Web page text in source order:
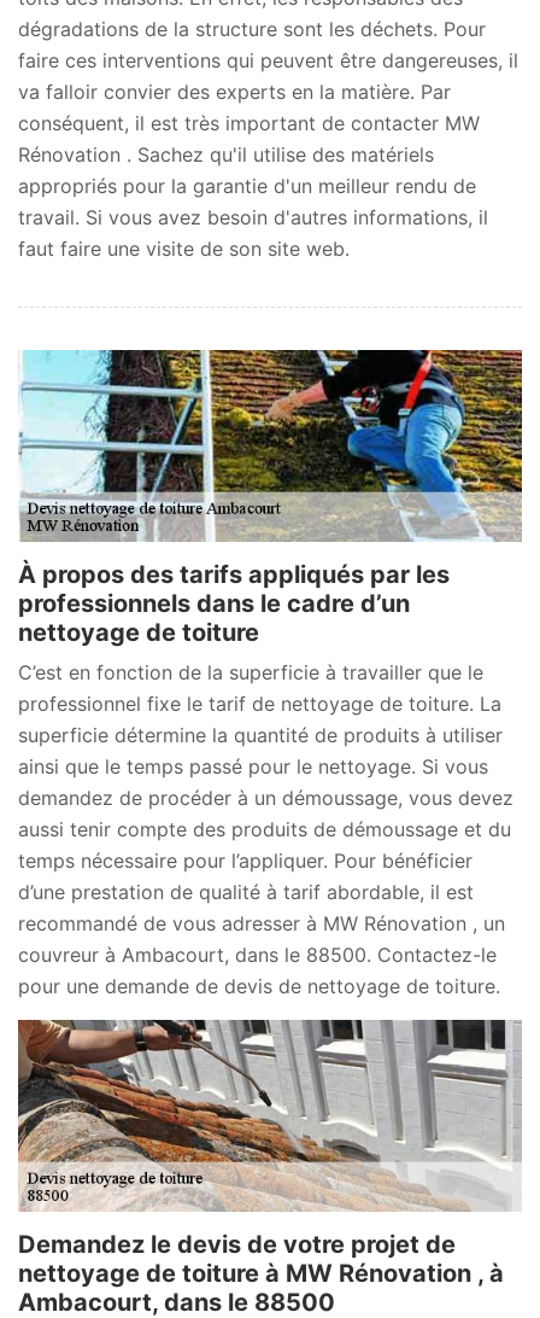
dégradations de la structure sont les déchets. Pour
faire ces interventions qui peuvent être dangereuses, il
va falloir convier des experts en la matière. Par
conséquent, il est très important de contacter MW
Rénovation . Sachez qu'il utilise des matériels
appropriés pour la garantie d'un meilleur rendu de
travail. Si vous avez besoin d'autres informations, il
faut faire une visite de son site web.
À propos des tarifs appliqués par les
professionnels dans le cadre d’un
nettoyage de toiture
C’est en fonction de la superficie à travailler que le
professionnel fixe le tarif de nettoyage de toiture. La
superficie détermine la quantité de produits à utiliser
ainsi que le temps passé pour le nettoyage. Si vous
demandez de procéder à un démoussage, vous devez
aussi tenir compte des produits de démoussage et du
temps nécessaire pour l’appliquer. Pour bénéficier
d’une prestation de qualité à tarif abordable, il est
recommandé de vous adresser à MW Rénovation , un
couvreur à Ambacourt, dans le 88500. Contactez-le
pour une demande de devis de nettoyage de toiture.
Demandez le devis de votre projet de
nettoyage de toiture à MW Rénovation , à
Ambacourt, dans le 88500